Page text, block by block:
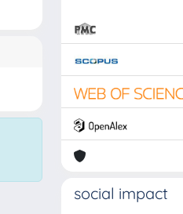
social impact